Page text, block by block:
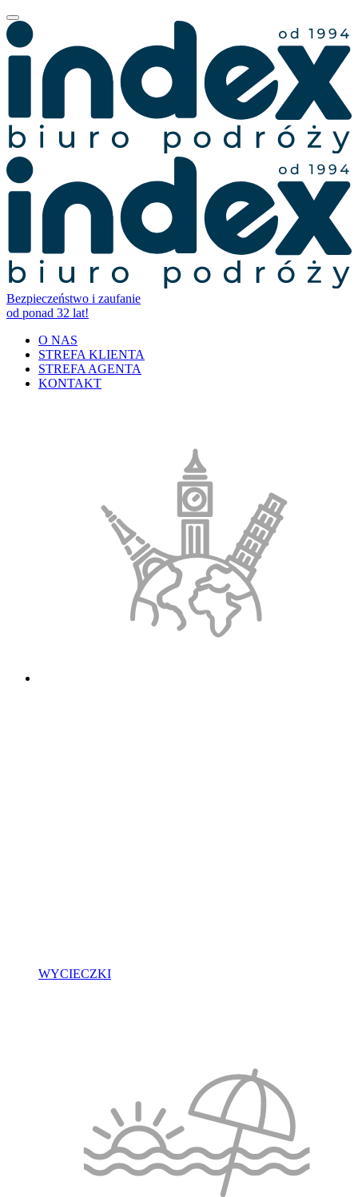
Bezpieczeństwo i zaufanie
od ponad 32 lat!
O NAS
STREFA KLIENTA
STREFA AGENTA
KONTAKT
WYCIECZKI